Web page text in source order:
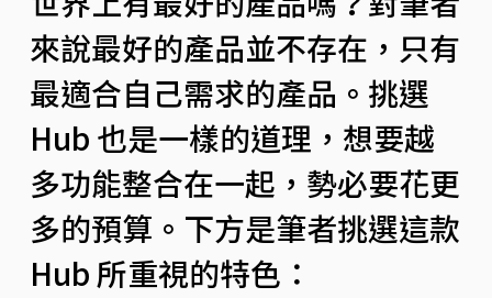
來說最好的產品並不存在，只有
最適合自己需求的產品。挑選
Hub 也是一樣的道理，想要越
多功能整合在一起，勢必要花更
多的預算。下方是筆者挑選這款
Hub 所重視的特色：